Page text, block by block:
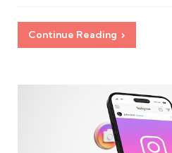
Continue Reading